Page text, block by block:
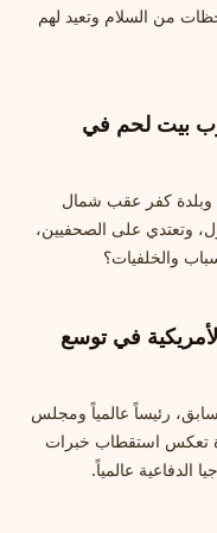
من السلام وتعيد لهم
بيت لحم في
وبلدة كفر عقب شمال
وتعتدي على الصحفيين،
والخلفيات؟
في توسع
رئيساً عالمياً ومجلس
تعكس استقطاب خبرات
الدفاعية عالمياً.